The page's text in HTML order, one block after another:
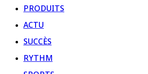
PRODUITS
ACTU
SUCCÈS
RYTHM